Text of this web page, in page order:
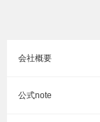
会社概要
公式note